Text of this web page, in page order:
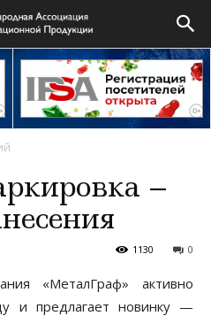
–
0
1130
«МеталГраф» активно
и предлагает новинку —